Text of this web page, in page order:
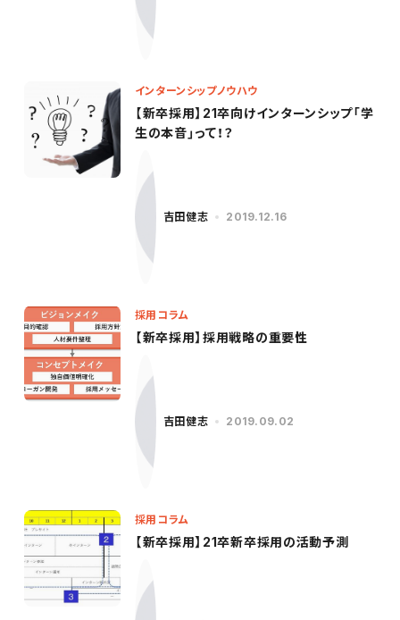
インターンシップノウハウ
【新卒採用】21卒向けインターンシップ「学
生の本音」って！？
吉田健志 2019.12.16
採用コラム
【新卒採用】採用戦略の重要性
吉田健志 2019.09.02
採用コラム
【新卒採用】21卒新卒採用の活動予測